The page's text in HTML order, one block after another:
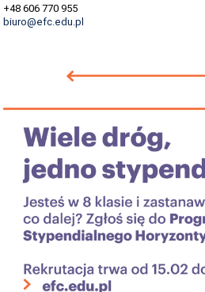
+48 606 770 955
biuro@efc.edu.pl